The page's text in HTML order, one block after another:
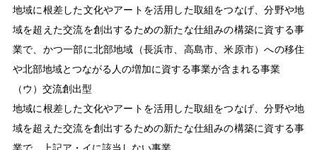
地域に根差した文化やアートを活用した取組をつなげ、分野や地
域を超えた交流を創出するための新たな仕組みの構築に資する事
業で、かつ一部に北部地域（長浜市、高島市、米原市）への移住
や北部地域とつながる人の増加に資する事業が含まれる事業
（ウ）交流創出型
地域に根差した文化やアートを活用した取組をつなげ、分野や地
域を超えた交流を創出するための新たな仕組みの構築に資する事